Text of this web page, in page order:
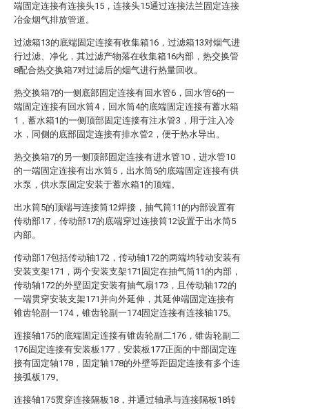
端固定连接有连接头15，连接头15通过连接法兰固定连接
冶金烟气排放管道。
过滤箱13的底端固定连接有收集箱16，过滤箱13对烟气进
行过滤、净化，其过滤产物落在收集箱16内部，热交换管
8配合热交换箱7对过滤后的烟气进行热量回收。
热交换箱7的一侧底部固定连接有回水管6，回水管6的一
端固定连接有回水筒4，回水筒4的底端固定连接有蓄水箱
1，蓄水箱1的一侧顶部固定连接有注水管3，用于注入冷
水，同侧的底部固定连接有排水管2，便于热水导出。
热交换箱7的另一侧顶部固定连接有进水管10，进水管10
的一端固定连接有出水筒5，出水筒5的底端固定连接有供
水泵，供水泵固定安装于蓄水箱1的顶端。
出水筒5的顶端与连接筒12焊接，抽气筒11的内部设置有
传动部17，传动部17的底端穿过连接筒12设置于出水筒5
内部。
传动部17包括传动轴172，传动轴172的两端均转动安装有
安装支架171，两个安装支架171固定在抽气筒11的内部，
传动轴172的外壁固定安装有抽气扇173，且传动轴172的
一端贯穿安装支架171并向外延伸，其延伸端固定连接有
锥齿轮副一174，锥齿轮副一174固定连接有连接轴175。
连接轴175的底端固定连接有锥齿轮副二176，锥齿轮副二
176固定连接有安装板177，安装板177正面的中部固定连
接有固定轴178，固定轴178的外壁等距固定连接有多个连
接弧板179。
连接轴175贯穿连接隔板18，并通过轴承与连接隔板18转